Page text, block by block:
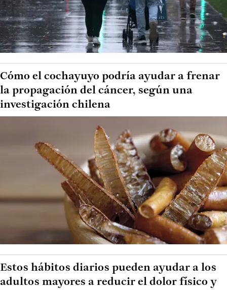
Cómo el cochayuyo podría ayudar a frenar
la propagación del cáncer, según una
investigación chilena
Estos hábitos diarios pueden ayudar a los
adultos mayores a reducir el dolor físico y